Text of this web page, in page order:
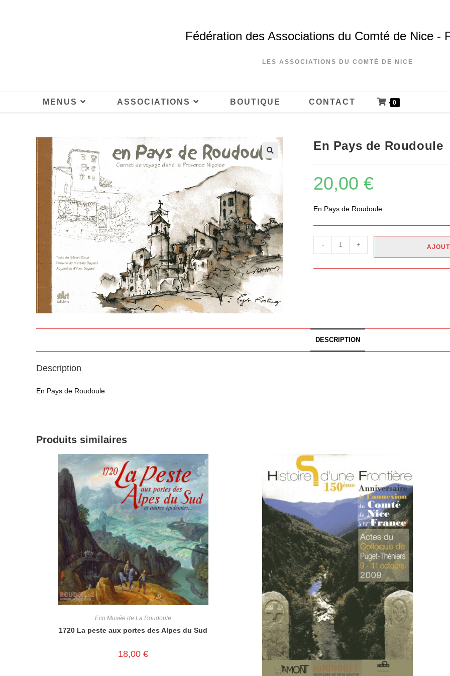
Fédération des Associations du Comté de Nice -
LES ASSOCIATIONS DU COMTÉ DE NICE
MENUS ASSOCIATIONS BOUTIQUE CONTACT 0
En Pays de Roudoule
20,00 €
En Pays de Roudoule
- +
DESCRIPTION
Description
En Pays de Roudoule
Produits similaires
Eco Musée de La Roudoule
1720 La peste aux portes des Alpes du Sud
18,00€